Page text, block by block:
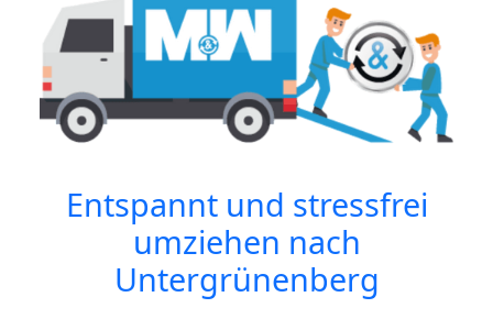
Entspannt und stressfrei
umziehen nach
Untergrünenberg